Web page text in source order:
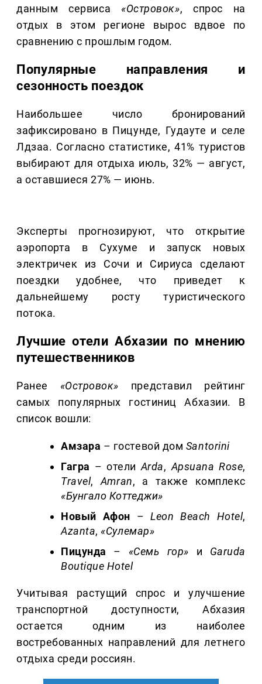
данным сервиса«Островок», спрос на
отдых в этом регионе вырос вдвое по
сравнению с прошлым годом.
Популярные направления и
сезонность поездок
Наибольшее число бронирований
зафиксировано в Пицунде, Гудауте и селе
Лдзаа. Согласно статистике, 41% туристов
выбирают для отдыха июль, 32% — август,
а оставшиеся 27% — июнь.
Эксперты прогнозируют, что открытие
аэропорта в Сухуме и запуск новых
электричек из Сочи и Сириуса сделают
поездки удобнее, что приведет к
дальнейшему росту туристического
потока.
Лучшие отели Абхазии по мнению
путешественников
Ранее «Островок» представил рейтинг
самых популярных гостиниц Абхазии. В
список вошли:
Амзара – гостевой дом Santorini
Гагра – отели Arda, Apsuana Rose,
Travel, Amran, а также комплекс
«Бунгало Коттеджи»
Новый Афон –Leon Beach Hotel,
Azanta,«Сулемар»
Пицунда – «Семь гор» и Garuda
Boutique Hotel
Учитывая растущий спрос и улучшение
транспортной доступности, Абхазия
остается одним из наиболее
востребованных направлений для летнего
отдыха среди россиян.